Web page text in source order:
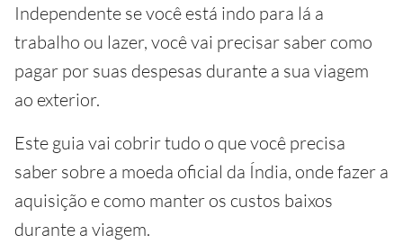
Independente se você está indo para lá a
trabalho ou lazer, você vai precisar saber como
pagar por suas despesas durante a sua viagem
ao exterior.
Este guia vai cobrir tudo o que você precisa
saber sobre a moeda oficial da Índia, onde fazer a
aquisição e como manter os custos baixos
durante a viagem.